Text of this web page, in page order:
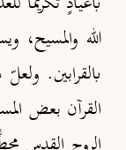
الله والمسيح،
بالقرابين.
القرآن بعض